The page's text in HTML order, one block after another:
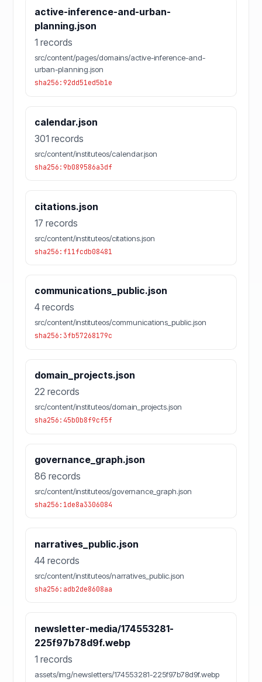
active-inference-and-urban-
planning.json
1 records
src/content/pages/domains/active-inference-and-
urban-planning.json
sha256:92dd51ed5b1e
calendar.json
301 records
src/content/instituteos/calendar.json
sha256:9b089586a3df
citations.json
17 records
src/content/instituteos/citations.json
sha256:f11fcdb08481
communications_public.json
4 records
src/content/instituteos/communications_public.json
sha256:3fb57268179c
domain_projects.json
22 records
src/content/instituteos/domain_projects.json
sha256:45b0b8f9cf5f
governance_graph.json
86 records
src/content/instituteos/governance_graph.json
sha256:1de8a3306084
narratives_public.json
44 records
src/content/instituteos/narratives_public.json
sha256:adb2de8608aa
newsletter-media/174553281-
225f97b78d9f.webp
1 records
assets/img/newsletters/174553281-225f97b78d9f.webp